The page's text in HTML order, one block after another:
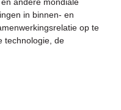
in binnen- en
op te
technologie, de